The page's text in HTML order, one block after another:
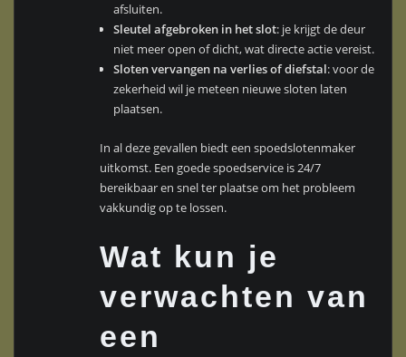
afsluiten.
Sleutel afgebroken in het slot: je krijgt de deur
niet meer open of dicht, wat directe actie vereist.
Sloten vervangen na verlies of diefstal: voor de
zekerheid wil je meteen nieuwe sloten laten
plaatsen.
In al deze gevallen biedt een spoedslotenmaker
uitkomst. Een goede spoedservice is 24/7
bereikbaar en snel ter plaatse om het probleem
vakkundig op te lossen.
Wat kun je
verwachten van
een